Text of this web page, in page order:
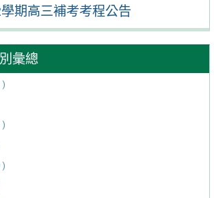
期高三補考考程公告
彙總
)
)
)